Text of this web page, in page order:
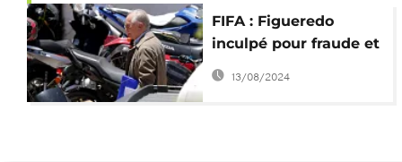
FIFA : Figueredo
inculpé pour fraude et
blanchiment d'argent
13/08/2024